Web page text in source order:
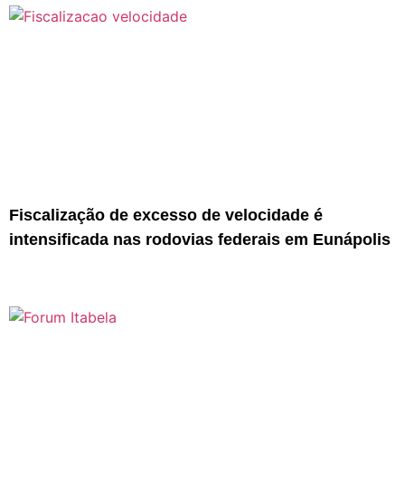
Fiscalização de excesso de velocidade é
intensificada nas rodovias federais em Eunápolis